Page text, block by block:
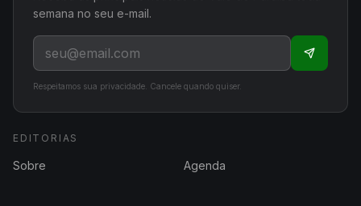
semana no seu e-mail.
Respeitamos sua privacidade. Cancele quando quiser.
EDITORIAS
Sobre Agenda